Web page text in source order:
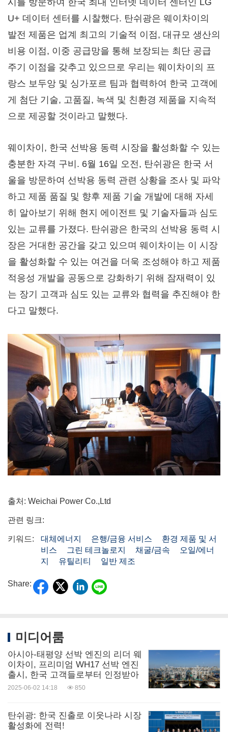
U+ 데이터 센터를 시찰했다. 탄쉬광은 웨이차이의
발전 제품은 업계 최고의 기술적 이점, 대규모 생산의
비용 이점, 이중 공급망을 통해 보장되는 최단 공급
주기 이점을 갖추고 있으므로 우리는 웨이차이의 프
랑스 보두앙 및 싱가포르 팀과 협력하여 한국 고객에
게 첨단 기술, 고품질, 녹색 및 친환경 제품을 지속적
으로 제공할 것이라고 말했다.
웨이차이, 한국 선박용 동력 시장을 활성화할 수 있는
충분한 자격 구비. 6월 16일 오전, 탄쉬광은 한국 서
울을 방문하여 선박용 동력 관련 상황을 조사 및 파악
하고 제품 품질 및 향후 제품 기술 개발에 대해 자세
히 알아보기 위해 현지 에이전트 및 기술자들과 심도
있는 교류를 가졌다. 탄쉬광은 한국의 선박용 동력 시
장은 거대한 공간을 갖고 있으며 웨이차이는 이 시장
을 활성화할 수 있는 여건을 더욱 조성해야 하고 제품
적응성 개발을 공동으로 강화하기 위해 잠재력이 있
는 장기 고객과 심도 있는 교류와 협력을 추진해야 한
다고 말했다.
출처: Weichai Power Co.,Ltd
관련 링크:
키워드: 대체에너지 은행/금융 서비스
환경 제품 및 서
비스
그린 테크놀로지 채굴/금속
오일/에너
지
유틸리티 일반 제조
Share:
미디어룸
아시아-태평양 선박 엔진의 리더 웨
이차이, 프리미엄 WH17 선박 엔진
출시, 한국 고객들로부터 인정받아
2025-06-02 14:18 850
탄쉬광: 한국 진출로 이웃나라 시장
활성화에 전력!